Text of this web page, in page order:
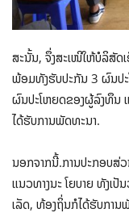
ສະນັ້ນ, ຈຶ່ງສະເໜີໃຫ້ບໍລິສັດ
ພ້ອມ​ທັງຮັບປະກັນ 3 ຜົນປ
ຜົນປະໂຫຍດຂອງຜູ້ລົງທຶນ
ໄດ້ຮັບການພັດທະນາ.
ນອກຈາກນີ້.ການປະກອບສ່
ແນວທາງນະ ໂຍບາຍ ທັງເ
ເລັດ, ທ້ອງຖິ່ນກໍໄດ້ຮັບການ